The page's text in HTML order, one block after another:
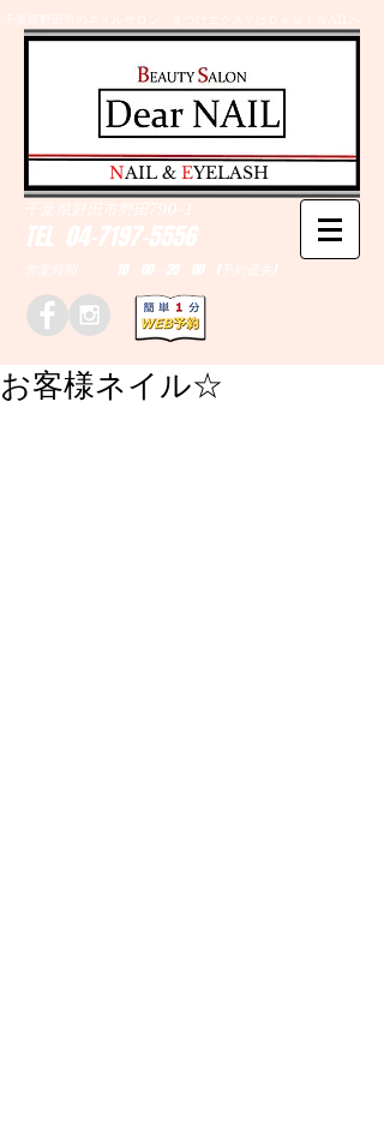
千葉県野田市のネイルサロン、まつげエクステはＤｅａｒＮAILへ
TEL 04-7197-5556
営業時間 10：00～20：00 (予約優先)
千葉県野田市野田790-1
​NAIL & EYELASH
お客様ネイル☆